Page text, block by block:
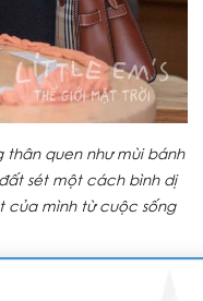
thân quen như mùi bánh
sét một cách bình dị
của mình từ cuộc sống